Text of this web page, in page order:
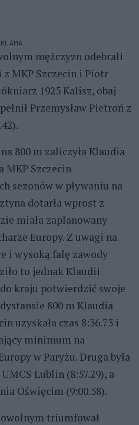
mężczyzn odebrali
MKP Szczecin i Piotr
1925 Kalisz, obaj
Przemysław Pietroń z
800 m zaliczyła Klaudia
MKP Szczecin
sezonów w pływaniu na
dotarła wprost z
miała zaplanowany
Europy. Z uwagi na
i wysoką falę zawody
to jednak Klaudii
kraju potwierdzić swoje
800 m Klaudia
uzyskała czas 8:36.73 i
minimum na
w Paryżu. Druga była
Lublin (8:57.29), a
Oświęcim (9:00.58).
triumfował